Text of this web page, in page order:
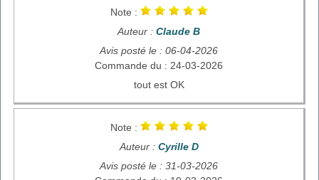
Note :
Auteur : Claude B
Avis posté le : 06-04-2026
Commande du : 24-03-2026
tout est OK
Note :
Auteur : Cyrille D
Avis posté le : 31-03-2026